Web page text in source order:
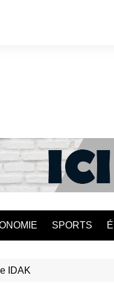
SPORTS
IDAK